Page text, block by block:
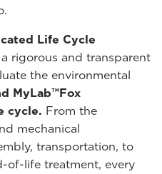
Life Cycle
rigorous and transparent
the environmental
MyLab™Fox
cycle. From the
mechanical
transportation, to
of-life treatment, every